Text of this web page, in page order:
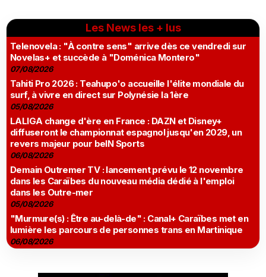
Les News les + lus
Telenovela : "À contre sens" arrive dès ce vendredi sur
Novelas+ et succède à "Doménica Montero"
07/08/2026
Tahiti Pro 2026 : Teahupo'o accueille l'élite mondiale du
surf, à vivre en direct sur Polynésie la 1ère
05/08/2026
LALIGA change d'ère en France : DAZN et Disney+
diffuseront le championnat espagnol jusqu'en 2029, un
revers majeur pour beIN Sports
06/08/2026
Demain Outremer TV : lancement prévu le 12 novembre
dans les Caraïbes du nouveau média dédié à l'emploi
dans les Outre-mer
05/08/2026
"Murmure(s) : Être au-delà-de" : Canal+ Caraïbes met en
lumière les parcours de personnes trans en Martinique
06/08/2026